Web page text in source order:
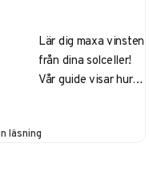
Lär dig maxa vinsten
från dina solceller!
Vår guide visar hur
och öka din ROI.
läsning